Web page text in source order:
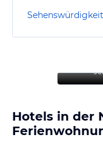
Hotels in der